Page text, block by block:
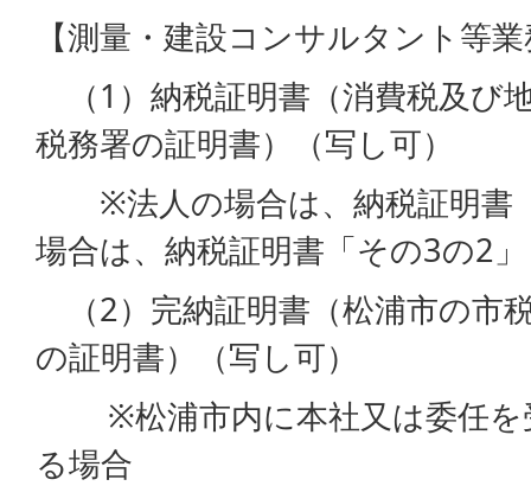
【測量・建設コンサルタント等
（1）納税証明書（消費税及び
税務署の証明書）（写し可）
※法人の場合は、納税証明書
場合は、納税証明書「その3の2」
（2）完納証明書（松浦市の市
の証明書）（写し可）
※松浦市内に本社又は委任を
る場合